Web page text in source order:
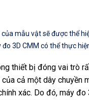
mẫu vật sẽ được thể
3D CMM có thể thực
thiết bị đóng vai trò
cả một dây chuyền
xác. Do đó, máy